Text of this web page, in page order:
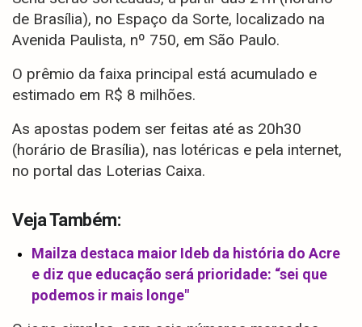
de Brasília), no Espaço da Sorte, localizado na
Avenida Paulista, nº 750, em São Paulo.
O prêmio da faixa principal está acumulado e
estimado em R$ 8 milhões.
As apostas podem ser feitas até as 20h30
(horário de Brasília), nas lotéricas e pela internet,
no portal das Loterias Caixa.
Veja Também:
Mailza destaca maior Ideb da história do Acre
e diz que educação será prioridade: “sei que
podemos ir mais longe"